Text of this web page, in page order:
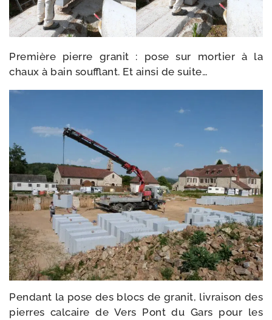
Première pierre gra­nit : pose sur mor­tier à la
chaux à bain souf­flant. Et ain­si de suite…
Pendant la pose des blocs de gra­nit, livrai­son des
pierres cal­caire de Vers Pont du Gars pour les